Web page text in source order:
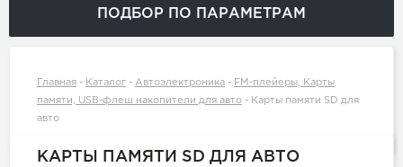
ПОДБОР ПО ПАРАМЕТРАМ
Главная - Каталог - Автоэлектроника - FM-плейеры, Карты
памяти, USB-флеш накопители для авто - Карты памяти SD для
авто
КАРТЫ ПАМЯТИ SD ДЛЯ АВТО